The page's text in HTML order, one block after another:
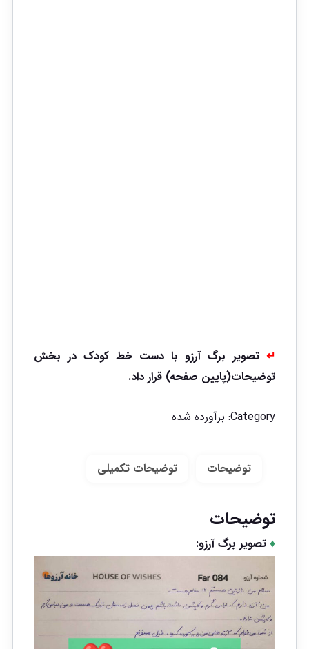
↵تصویر برگ آرزو با دست خط کودک در بخش
توضیحات(پایین صفحه) قرار داد.
Category: برآورده شده
توضیحات توضیحات تکمیلی
توضیحات
♦تصویر برگ آرزو: